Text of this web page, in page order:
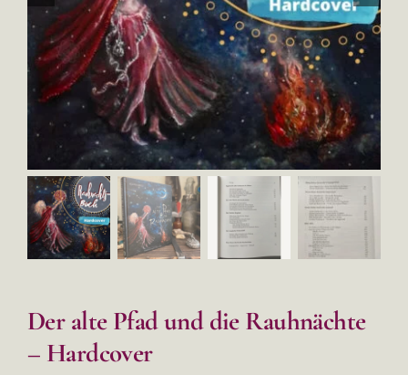
Der alte Pfad und die Rauhnächte
– Hardcover